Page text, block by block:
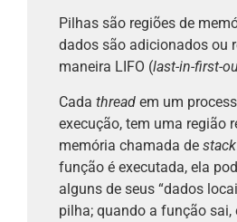
Pilhas são regiões de
dados são adicionados ou
maneira LIFO (last-in-first-
Cada thread em um
execução, tem uma região
memória chamada de stack
função é executada, ela
alguns de seus “dados
pilha; quando a função sai,